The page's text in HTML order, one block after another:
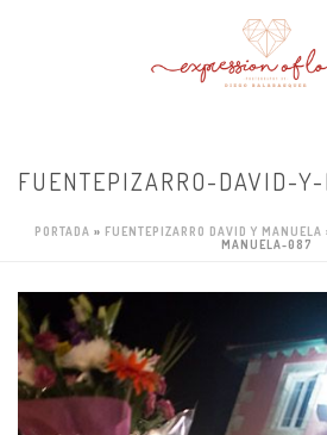
FUENTEPIZARRO-DAVID-
PORTADA » FUENTEPIZARRO DAVID Y MANUELA
MANUELA-087